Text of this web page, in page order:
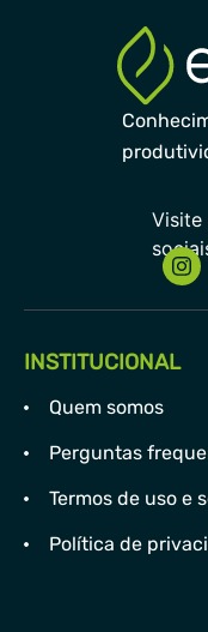
INSTITUCIONAL
Quem somos
Perguntas
Termos de uso e
Política de